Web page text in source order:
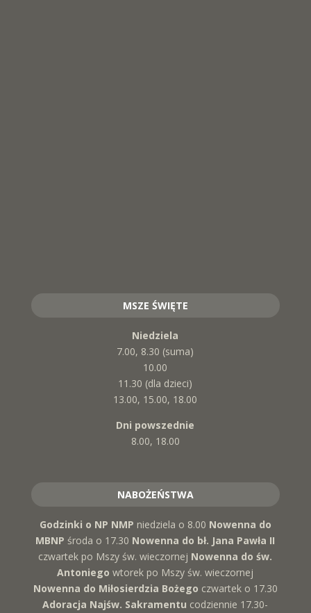
MSZE ŚWIĘTE
Niedziela
7.00, 8.30 (suma)
10.00
11.30 (dla dzieci)
13.00, 15.00, 18.00
Dni powszednie
8.00, 18.00
NABOŻEŃSTWA
Godzinki o NP NMP niedziela o 8.00 Nowenna do
MBNP środa o 17.30 Nowenna do bł. Jana Pawła II
czwartek po Mszy św. wieczornej Nowenna do św.
Antoniegowtorek po Mszy św. wieczornej
Nowenna do Miłosierdzia Bożego czwartek o 17.30
Adoracja Najśw. Sakramentu codziennie 17.30-